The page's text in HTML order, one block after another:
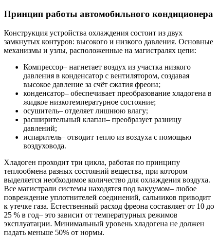
Принцип работы автомобильного кондиционера
Конструкция устройства охлаждения состоит из двух
замкнутых контуров: высокого и низкого давления. Основные
механизмы и узлы, расположенные на магистралях цепи:
Компрессор– нагнетает воздух из участка низкого
давления в конденсатор с вентилятором, создавая
высокое давление за счёт сжатия фреона;
конденсатор– обеспечивает преобразование хладогена в
жидкое низкотемпературное состояние;
осушитель– отделяет лишнюю влагу;
расширительный клапан– преобразует разницу
давлений;
испаритель– отводит тепло из воздуха с помощью
воздуховода.
Хладоген проходит три цикла, работая по принципу
теплообмена разных состояний вещества, при котором
выделяется необходимое количество для охлаждения воздуха.
Все магистрали системы находятся под вакуумом– любое
повреждение уплотнителей соединений, сальников приводит
к утечке газа. Естественный расход фреона составляет от 10 до
25 % в год– это зависит от температурных режимов
эксплуатации. Минимальный уровень хладогена не должен
падать меньше 50% от нормы.